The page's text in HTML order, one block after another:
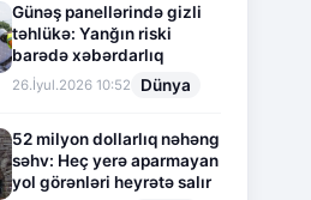
Günəş panellərində gizli
təhlükə: Yanğın riski
barədə xəbərdarlıq
26.İyul.2026 10:52 Dünya
52 milyon dollarlıq nəhəng
səhv: Heç yerə aparmayan
yol görənləri heyrətə salır